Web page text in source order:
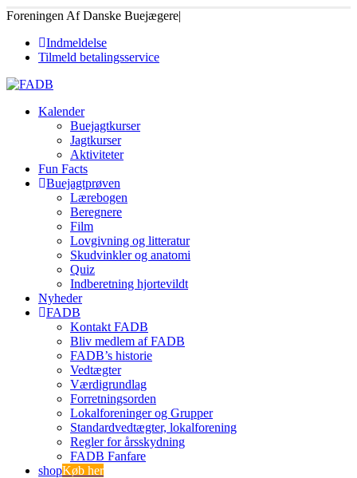
Foreningen Af Danske Buejægere|
Indmeldelse
Tilmeld betalingsservice
Kalender
Buejagtkurser
Jagtkurser
Aktiviteter
Fun Facts
Buejagtprøven
Lærebogen
Beregnere
Film
Lovgivning og litteratur
Skudvinkler og anatomi
Quiz
Indberetning hjortevildt
Nyheder
FADB
Kontakt FADB
Bliv medlem af FADB
FADB’s historie
Vedtægter
Værdigrundlag
Forretningsorden
Lokalforeninger og Grupper
Standardvedtægter, lokalforening
Regler for årsskydning
FADB Fanfare
shopKøb her